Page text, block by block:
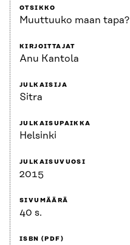
OTSIKKO
Muuttuuko maan tapa?
KIRJOITTAJAT
Anu Kantola
JULKAISIJA
Sitra
JULKAISUPAIKKA
Helsinki
JULKAISUVUOSI
2015
SIVUMÄÄRÄ
40 s.
ISBN (PDF)